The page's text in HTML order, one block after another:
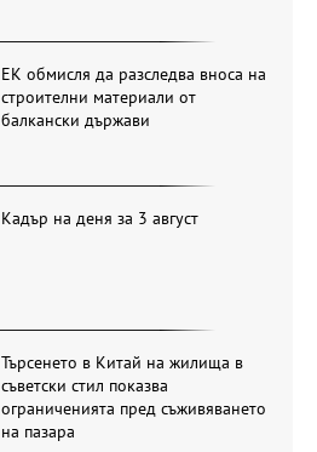
ЕК обмисля да разследва вноса на
строителни материали от
балкански държави
Кадър на деня за 3 август
Търсенето в Китай на жилища в
съветски стил показва
ограниченията пред съживяването
на пазара